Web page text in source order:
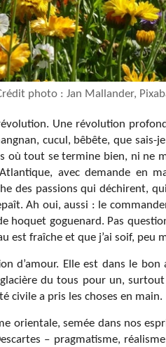
photo : Jan Mallander,
Une révolution
cucul, bêbête, que sais-
où tout se termine bien, ni ne
avec demande en
des passions qui déchirent,
Ah oui, aussi : le
hoquet goguenard. Pas
est fraîche et que j’ai soif, peu
d’amour. Elle est dans le
glacière du tous pour un,
civile a pris les choses en main.
orientale, semée dans nos
– pragmatisme,